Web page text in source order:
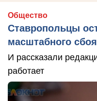
Общество
Ставропольцы
масштабного
И рассказали
работает